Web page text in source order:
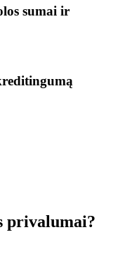
sumai ir
privalumai?